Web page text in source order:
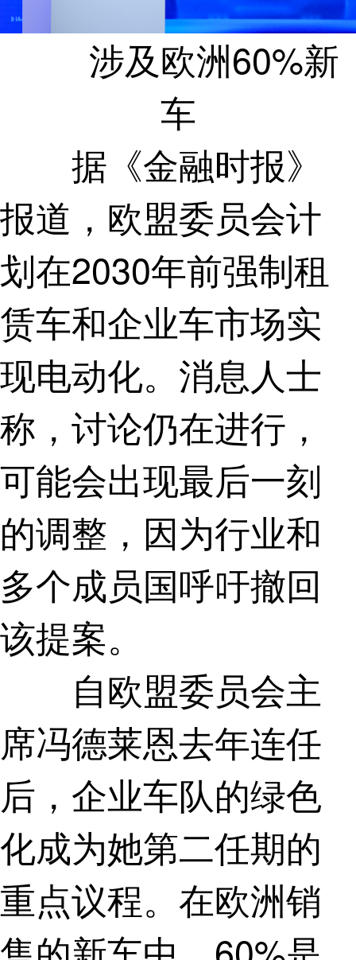
涉及欧洲60%新
车
据《金融时报》
报道，欧盟委员会计
划在2030年前强制租
赁车和企业车市场实
现电动化。消息人士
称，讨论仍在进行，
可能会出现最后一刻
的调整，因为行业和
多个成员国呼吁撤回
该提案。
自欧盟委员会主
席冯德莱恩去年连任
后，企业车队的绿色
化成为她第二任期的
重点议程。在欧洲销